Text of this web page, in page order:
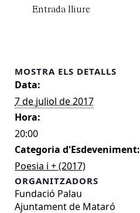
Entrada lliure
MOSTRA ELS DETALLS
Data:
7 de juliol de 2017
Hora:
20:00
Categoria d'Esdeveniment:
Poesia i + (2017)
ORGANITZADORS
Fundació Palau
Ajuntament de Mataró